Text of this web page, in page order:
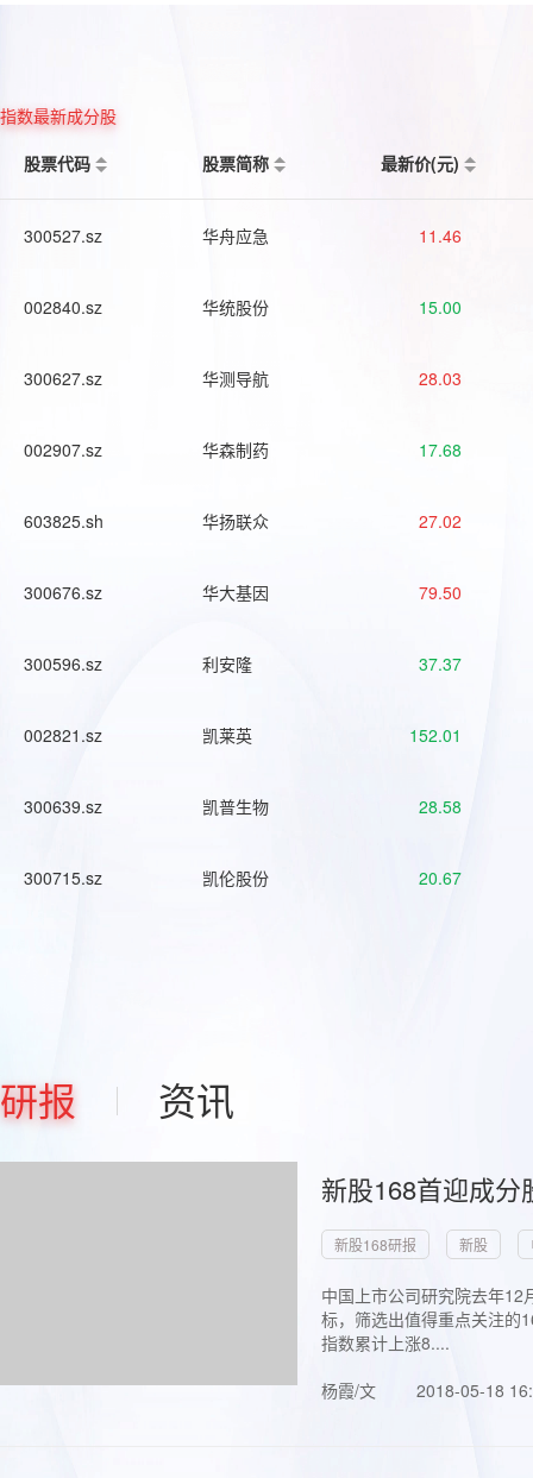
指数最新成分股
股票代码
股票简称 最新价(元)
300527.sz 华舟应急 11.46
002840.sz 华统股份 15.00
300627.sz 华测导航 28.03
002907.sz 华森制药 17.68
603825.sh 华扬联众 27.02
300676.sz 华大基因 79.50
300596.sz 利安隆 37.37
002821.sz 凯莱英 152.01
300639.sz 凯普生物 28.58
300715.sz 凯伦股份 20.67
研报 资讯
新股168首迎成
新股168研报 新股
中国上市公司研究院去年
标，筛选出值得重点关注的
指数累计上涨8....
杨霞/文
2018-05-18